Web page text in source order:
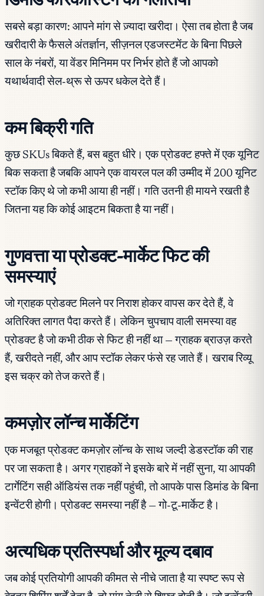
सबसे बड़ा कारण: आपने मांग से ज़्यादा खरीदा। ऐसा तब होता है जब
खरीदारी के फैसले अंतर्ज्ञान, सीज़नल एडजस्टमेंट के बिना पिछले
साल के नंबरों, या वेंडर मिनिमम पर निर्भर होते हैं जो आपको
यथार्थवादी सेल-थ्रू से ऊपर धकेल देते हैं।
कम बिक्री गति
कुछ SKUs बिकते हैं, बस बहुत धीरे। एक प्रोडक्ट हफ्ते में एक यूनिट
बिक सकता है जबकि आपने एक वायरल पल की उम्मीद में 200 यूनिट
स्टॉक किए थे जो कभी आया ही नहीं। गति उतनी ही मायने रखती है
जितना यह कि कोई आइटम बिकता है या नहीं।
गुणवत्ता या प्रोडक्ट-मार्केट फिट की
समस्याएं
जो ग्राहक प्रोडक्ट मिलने पर निराश होकर वापस कर देते हैं, वे
अतिरिक्त लागत पैदा करते हैं। लेकिन चुपचाप वाली समस्या वह
प्रोडक्ट है जो कभी ठीक से फिट ही नहीं था — ग्राहक ब्राउज़ करते
हैं, खरीदते नहीं, और आप स्टॉक लेकर फंसे रह जाते हैं। खराब रिव्यू
इस चक्र को तेज करते हैं।
कमज़ोर लॉन्च मार्केटिंग
एक मजबूत प्रोडक्ट कमज़ोर लॉन्च के साथ जल्दी डेडस्टॉक की राह
पर जा सकता है। अगर ग्राहकों ने इसके बारे में नहीं सुना, या आपकी
टार्गेटिंग सही ऑडियंस तक नहीं पहुंची, तो आपके पास डिमांड के बिना
इन्वेंटरी होगी। प्रोडक्ट समस्या नहीं है — गो-टू-मार्केट है।
अत्यधिक प्रतिस्पर्धा और मूल्य दबाव
जब कोई प्रतियोगी आपकी कीमत से नीचे जाता है या स्पष्ट रूप से